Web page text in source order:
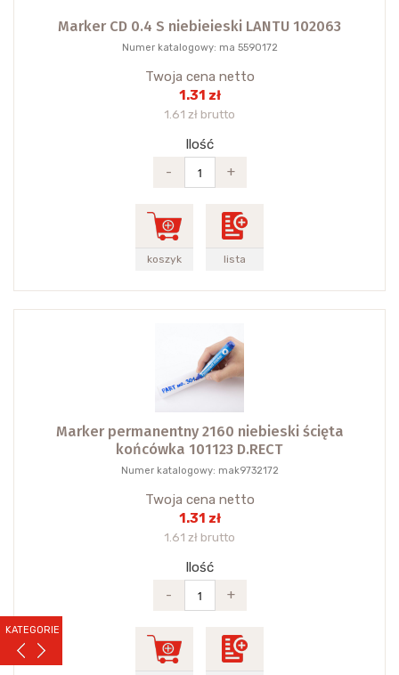
KATEGORIE
Marker CD 0.4 S niebieieski LANTU 102063
Numer katalogowy: ma 5590172
Twoja cena netto
1.31 zł
1.61 zł brutto
Ilość
-
+
koszyk lista
Marker permanentny 2160 niebieski ścięta
końcówka 101123 D.RECT
Numer katalogowy: mak9732172
Twoja cena netto
1.31 zł
1.61 zł brutto
Ilość
-
+